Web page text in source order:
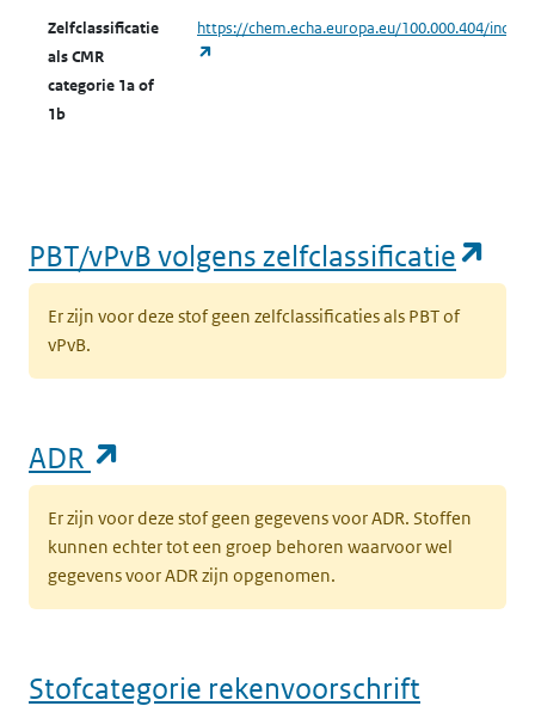
Zelfclassificatie
als CMR
categorie 1a of
1b
https://chem.echa.europa.eu/100.000.404/
PBT/vPvB volgens zelfclassificatie
Er zijn voor deze stof geen zelfclassificaties als PBT of
vPvB.
ADR
Er zijn voor deze stof geen gegevens voor ADR. Stoffen
kunnen echter tot een groep behoren waarvoor wel
gegevens voor ADR zijn opgenomen.
Stofcategorie rekenvoorschrift